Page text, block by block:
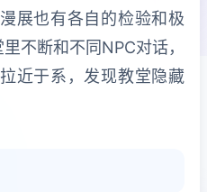
展也有各自的检验和极
不断和不同NPC对话，
近于系，发现教堂隐藏